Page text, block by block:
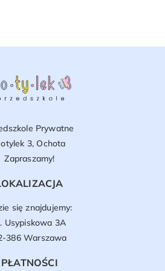
Prywatne
3, Ochota
Zapraszamy!
się znajdujemy:
Usypiskowa 3A
386 Warszawa
PŁATNOŚCI